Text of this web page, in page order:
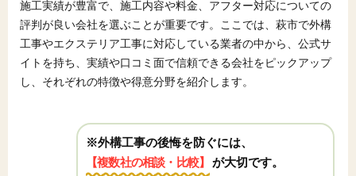
施工実績が豊富で、施工内容や料金、アフター対応についての
評判が良い会社を選ぶことが重要です。ここでは、萩市で外構
工事やエクステリア工事に対応している業者の中から、公式サ
イトを持ち、実績や口コミ面で信頼できる会社をピックアップ
し、それぞれの特徴や得意分野を紹介します。
※外構工事の後悔を防ぐには、
【複数社の相談・比較】
が大切です。